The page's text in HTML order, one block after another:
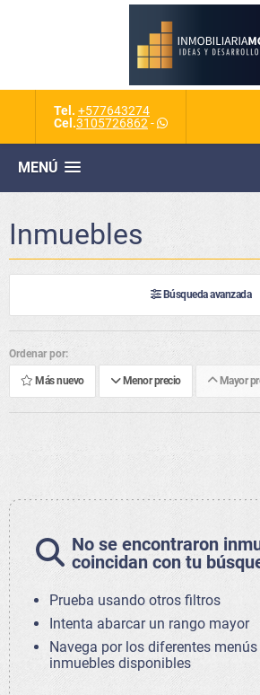
Tel. +577643274
Cel.3105726862 -
MENÚ
Inmuebles
Búsqueda avanzada
Ordenar por:
Más nuevo Menor precio Mayor
No se encontraron
coincidan con tu
Prueba usando otros filtros
Intenta abarcar un rango mayor
Navega por los diferentes
inmuebles disponibles